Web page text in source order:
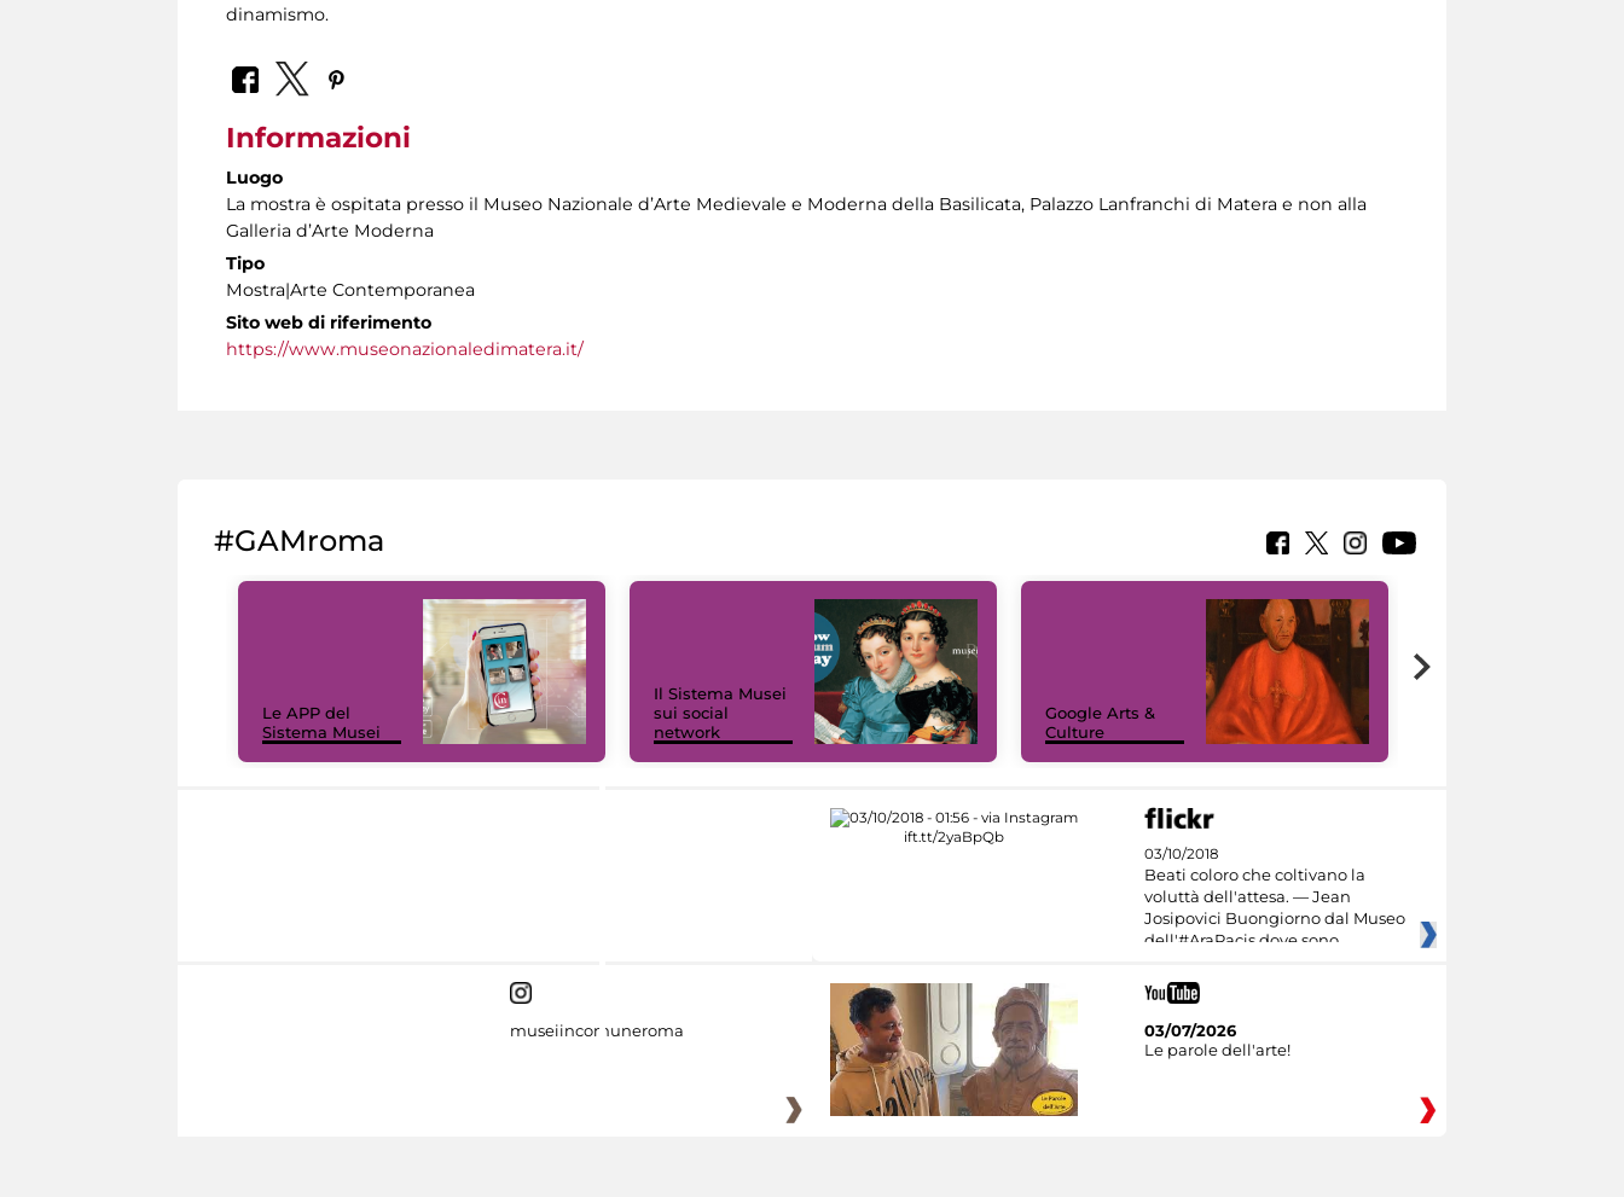
dinamismo.
Informazioni
Luogo
La mostra è ospitata presso il Museo Nazionale d’Arte Medievale e Moderna della Basilicata, Palazzo Lanfranchi di Matera e non alla
Galleria d’Arte Moderna
Tipo
Mostra|Arte Contemporanea
Sito web di riferimento
https://www.museonazionaledimatera.it/
#GAMroma
Le APP del
Sistema Musei
Il Sistema Musei
sui social
network
Google Arts &
Culture
03/10/2018
Beati coloro che coltivano la
voluttà dell'attesa. — Jean
Josipovici Buongiorno dal Museo
dell'#AraPacis dove sono
museiincomuneroma
03/07/2026
Le parole dell'arte!